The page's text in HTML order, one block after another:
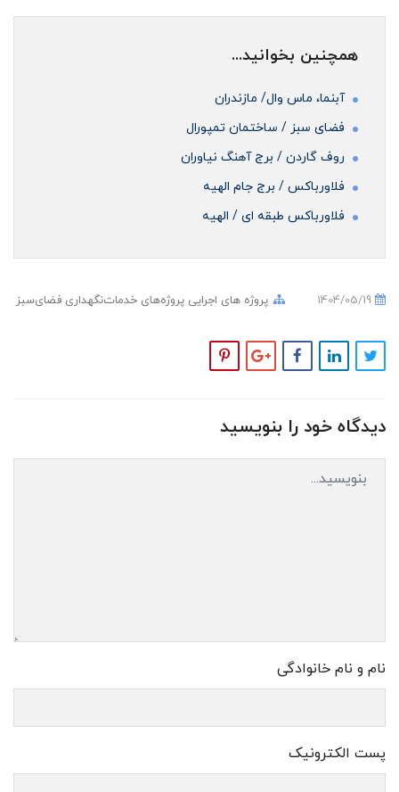
همچنین بخوانید...
آبنما، ماس وال/ مازندران
فضای سبز / ساختمان تمپورال
روف گاردن / برج آهنگ نیاوران
فلاورباکس / برج جام الهیه
فلاورباکس طبقه ای / الهیه
پروژه های اجرایی پروژه‌های خدمات‌نگهداری فضای‌سبز
دیدگاه خود را بنویسید
نام و نام خانوادگی
پست الکترونیک